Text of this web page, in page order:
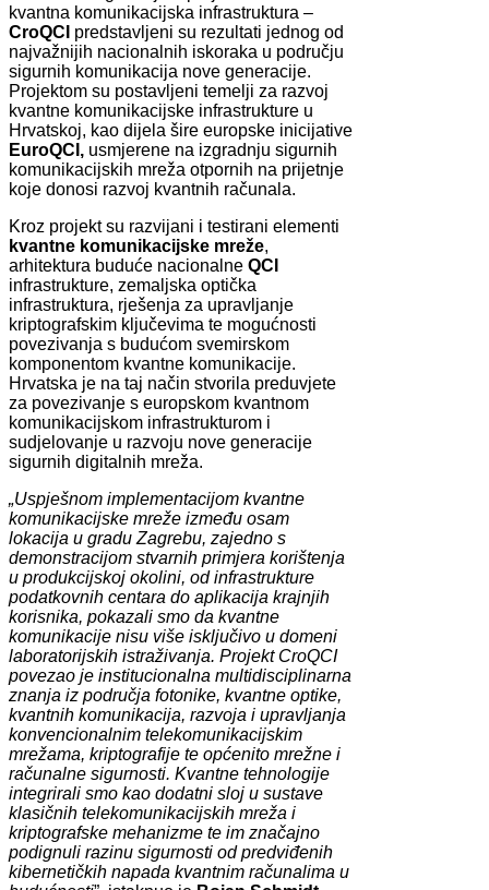
kvantna komunikacijska infrastruktura –
CroQCI predstavljeni su rezultati jednog od
najvažnijih nacionalnih iskoraka u području
sigurnih komunikacija nove generacije.
Projektom su postavljeni temelji za razvoj
kvantne komunikacijske infrastrukture u
Hrvatskoj, kao dijela šire europske inicijative
EuroQCI, usmjerene na izgradnju sigurnih
komunikacijskih mreža otpornih na prijetnje
koje donosi razvoj kvantnih računala.
Kroz projekt su razvijani i testirani elementi
kvantne komunikacijske mreže,
arhitektura buduće nacionalne QCI
infrastrukture, zemaljska optička
infrastruktura, rješenja za upravljanje
kriptografskim ključevima te mogućnosti
povezivanja s budućom svemirskom
komponentom kvantne komunikacije.
Hrvatska je na taj način stvorila preduvjete
za povezivanje s europskom kvantnom
komunikacijskom infrastrukturom i
sudjelovanje u razvoju nove generacije
sigurnih digitalnih mreža.
„Uspješnom implementacijom kvantne
komunikacijske mreže između osam
lokacija u gradu Zagrebu, zajedno s
demonstracijom stvarnih primjera korištenja
u produkcijskoj okolini, od infrastrukture
podatkovnih centara do aplikacija krajnjih
korisnika, pokazali smo da kvantne
komunikacije nisu više isključivo u domeni
laboratorijskih istraživanja. Projekt CroQCI
povezao je institucionalna multidisciplinarna
znanja iz područja fotonike, kvantne optike,
kvantnih komunikacija, razvoja i upravljanja
konvencionalnim telekomunikacijskim
mrežama, kriptografije te općenito mrežne i
računalne sigurnosti. Kvantne tehnologije
integrirali smo kao dodatni sloj u sustave
klasičnih telekomunikacijskih mreža i
kriptografske mehanizme te im značajno
podignuli razinu sigurnosti od predviđenih
kibernetičkih napada kvantnim računalima u